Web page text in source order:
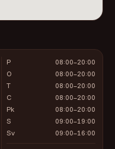
P
08:00–20:00
O
08:00–20:00
T
08:00–20:00
C
08:00–20:00
Pk
08:00–20:00
S
09:00–19:00
Sv
09:00–16:00